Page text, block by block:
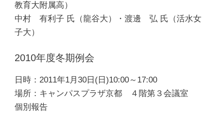
教育大附属高）
中村 有利子 氏（龍谷大）・渡邊 弘 氏（活水女
子大）
2010年度冬期例会
日時：2011年1月30日(日)10:00～17:00
場所：キャンパスプラザ京都 ４階第３会議室
個別報告